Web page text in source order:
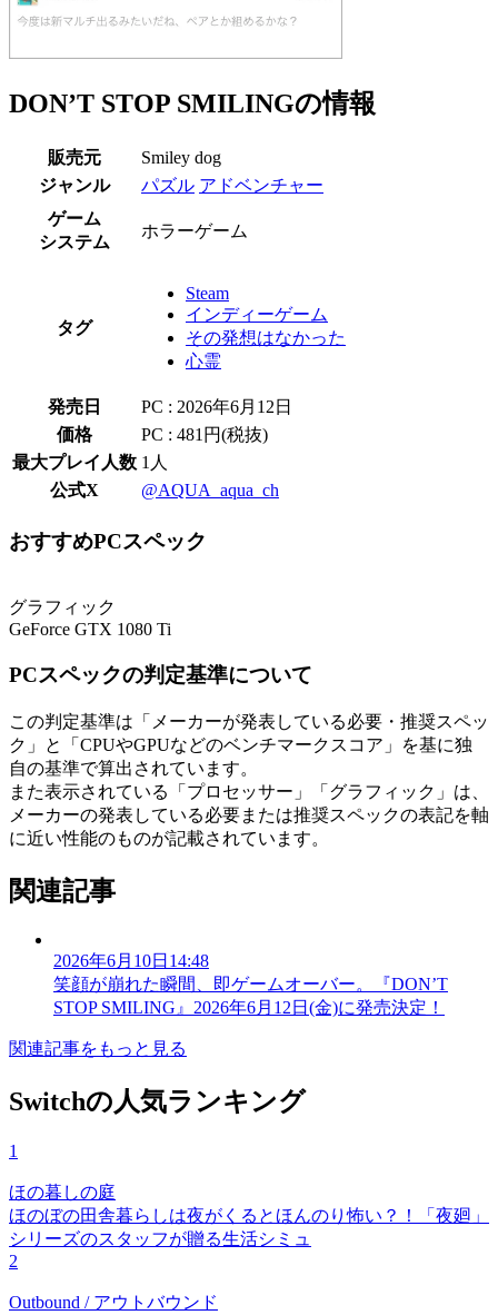
DON’T STOP SMILINGの情報
販売元
Smiley dog
ジャンル
パズル アドベンチャー
ゲーム
システム
ホラーゲーム
タグ
Steam
インディーゲーム
その発想はなかった
心霊
発売日
PC : 2026年6月12日
価格
PC : 481円(税抜)
最大プレイ人数 1人
公式X
@AQUA_aqua_ch
おすすめPCスペック
グラフィック
GeForce GTX 1080 Ti
PCスペックの判定基準について
この判定基準は「メーカーが発表している必要・推奨スペッ
ク」と「CPUやGPUなどのベンチマークスコア」を基に独
自の基準で算出されています。
また表示されている「プロセッサー」「グラフィック」は、
メーカーの発表している必要または推奨スペックの表記を軸
に近い性能のものが記載されています。
関連記事
2026年6月10日14:48
笑顔が崩れた瞬間、即ゲームオーバー。『DON’T
STOP SMILING』2026年6月12日(金)に発売決定！
関連記事をもっと見る
Switchの人気ランキング
1
ほの暮しの庭
ほのぼの田舎暮らしは夜がくるとほんのり怖い？！「夜廻」
シリーズのスタッフが贈る生活シミュ
2
Outbound / アウトバウンド